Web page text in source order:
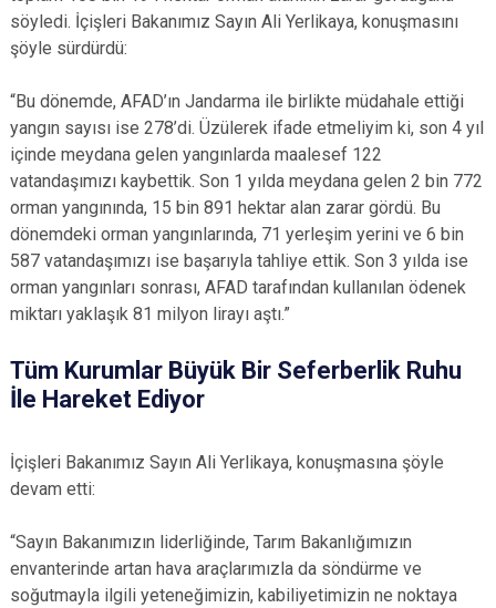
söyledi. İçişleri Bakanımız Sayın Ali Yerlikaya, konuşmasını
şöyle sürdürdü:
“Bu dönemde, AFAD’ın Jandarma ile birlikte müdahale ettiği
yangın sayısı ise 278’di. Üzülerek ifade etmeliyim ki, son 4 yıl
içinde meydana gelen yangınlarda maalesef 122
vatandaşımızı kaybettik. Son 1 yılda meydana gelen 2 bin 772
orman yangınında, 15 bin 891 hektar alan zarar gördü. Bu
dönemdeki orman yangınlarında, 71 yerleşim yerini ve 6 bin
587 vatandaşımızı ise başarıyla tahliye ettik. Son 3 yılda ise
orman yangınları sonrası, AFAD tarafından kullanılan ödenek
miktarı yaklaşık 81 milyon lirayı aştı.”
Tüm Kurumlar Büyük Bir Seferberlik Ruhu
İle Hareket Ediyor
İçişleri Bakanımız Sayın Ali Yerlikaya, konuşmasına şöyle
devam etti:
“Sayın Bakanımızın liderliğinde, Tarım Bakanlığımızın
envanterinde artan hava araçlarımızla da söndürme ve
soğutmayla ilgili yeteneğimizin, kabiliyetimizin ne noktaya